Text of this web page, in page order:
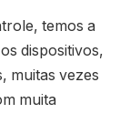
temos a
dispositivos,
muitas vezes
muita